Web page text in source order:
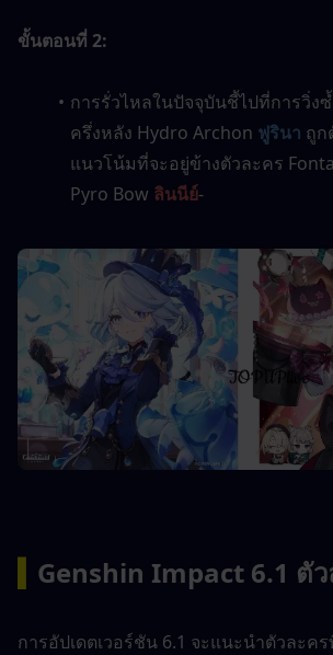
ขั้นตอนที่ 2:
การรั่วไหลในปัจจุบันชี้ไปที่การวิ่ง
ครึ่งหลัง Hydro Archon ฟูรินา ถูก
แนวโน้มที่จะอยู่ข้างตัวละคร
Pyro Bow ลินนีย์-
Genshin Impact 6.1 ตั
การอัปเดตเวอร์ชัน 6.1 จะแนะนำตัวละค